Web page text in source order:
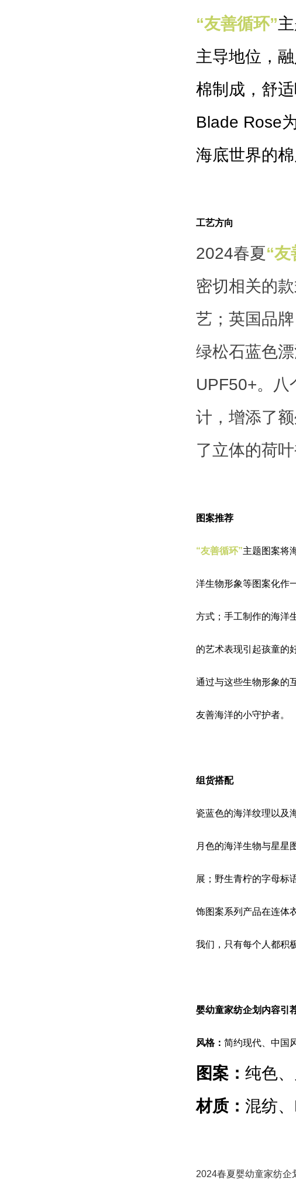
“友善循环”
主导地位，
棉制成，舒
Blade Rose
海底世界的棉
工艺方向
2024春夏“友
密切相关的
艺；英国品
绿松石蓝色
UPF50+。八
计，增添了
了立体的荷
图案推荐
“友善循环”主题图案将
洋生物形象等图案化作
方式；手工制作的海洋
的艺术表现引起孩童的
通过与这些生物形象的
友善海洋的小守护者。
组货搭配
瓷蓝色的海洋纹理以及
月色的海洋生物与星星
展；野生青柠的字母标
饰图案系列产品在连体
我们，只有每个人都积
婴幼童家纺企划内容引
风格： 简约现代、中国
图案： 纯色
材质： 混纺
2024春夏婴幼童家纺企